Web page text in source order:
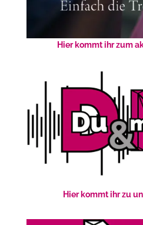
Hier kommt ihr zum
Hier kommt ihr zu